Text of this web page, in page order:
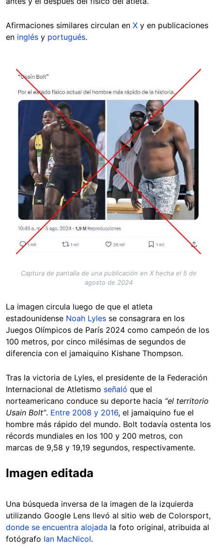
Afirmaciones similares circulan en X y en publicaciones
en inglés y portugués.
Image
Captura de pantalla de una publicación en X hecha el 5 de
agosto de 2024
La imagen circula luego de que el atleta
estadounidense Noah Lyles se consagrara en los
Juegos Olímpicos de París 2024 como campeón de los
100 metros, por cinco milésimas de segundos de
diferencia con el jamaiquino Kishane Thompson.
Tras la victoria de Lyles, el presidente de la Federación
Internacional de Atletismo señaló que el
norteamericano conduce su deporte hacia “el territorio
Usain Bolt”. Entre 2008 y 2016, el jamaiquino fue el
hombre más rápido del mundo. Bolt todavía ostenta los
récords mundiales en los 100 y 200 metros, con
marcas de 9,58 y 19,19 segundos, respectivamente.
Imagen editada
Una búsqueda inversa de la imagen de la izquierda
utilizando Google Lens llevó al sitio web de Colorsport,
donde se encuentra alojada la foto original, atribuida al
fotógrafo Ian MacNicol.